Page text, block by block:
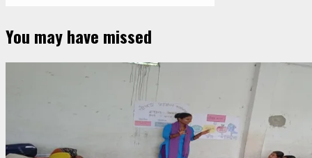
You may have missed